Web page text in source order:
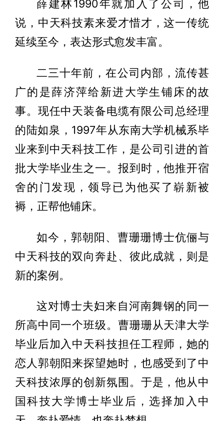
薛建林1990年就加入了公司，他
说，中天科技素来爱才惜才，这一传统
延续至今，表达形式愈发丰富。
二三十年前，在公司内部，流传甚
广的是薛济萍给新进大学生铺床的故
事。现任中天装备电缆有限公司总经理
的陆如泉，1997年从东南大学机械系毕
业来到中天科技工作，是公司引进的首
批大学毕业生之一。报到时，他推开宿
舍的门发现，领导已为他买了崭新被
褥，正帮他铺床。
如今，郭朝阳、曹珊珊博士伉俪与
中天科技的双向奔赴、彼此成就，则是
新的案例。
这对博士夫妇来自河南舞钢的同一
所高中同一个班级。曹珊珊从天津大学
毕业后加入中天科技担任工程师，她的
恋人郭朝阳来探望她时，也感受到了中
天科技浓厚的创新氛围。于是，他从中
国科技大学博士毕业后，选择加入中